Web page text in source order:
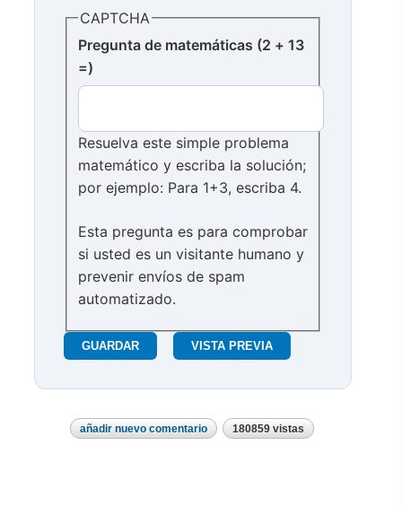
CAPTCHA
Pregunta de matemáticas (2 + 13
=)
Resuelva este simple problema
matemático y escriba la solución;
por ejemplo: Para 1+3, escriba 4.
Esta pregunta es para comprobar
si usted es un visitante humano y
prevenir envíos de spam
automatizado.
añadir nuevo comentario 180859 vistas